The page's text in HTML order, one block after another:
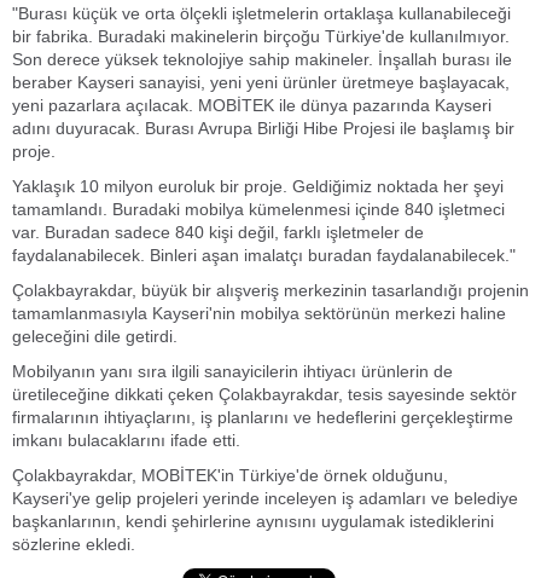
"Burası küçük ve orta ölçekli işletmelerin ortaklaşa kullanabileceği
bir fabrika. Buradaki makinelerin birçoğu Türkiye'de kullanılmıyor.
Son derece yüksek teknolojiye sahip makineler. İnşallah burası ile
beraber Kayseri sanayisi, yeni yeni ürünler üretmeye başlayacak,
yeni pazarlara açılacak. MOBİTEK ile dünya pazarında Kayseri
adını duyuracak. Burası Avrupa Birliği Hibe Projesi ile başlamış bir
proje.
Yaklaşık 10 milyon euroluk bir proje. Geldiğimiz noktada her şeyi
tamamlandı. Buradaki mobilya kümelenmesi içinde 840 işletmeci
var. Buradan sadece 840 kişi değil, farklı işletmeler de
faydalanabilecek. Binleri aşan imalatçı buradan faydalanabilecek."
Çolakbayrakdar, büyük bir alışveriş merkezinin tasarlandığı projenin
tamamlanmasıyla Kayseri'nin mobilya sektörünün merkezi haline
geleceğini dile getirdi.
Mobilyanın yanı sıra ilgili sanayicilerin ihtiyacı ürünlerin de
üretileceğine dikkati çeken Çolakbayrakdar, tesis sayesinde sektör
firmalarının ihtiyaçlarını, iş planlarını ve hedeflerini gerçekleştirme
imkanı bulacaklarını ifade etti.
Çolakbayrakdar, MOBİTEK'in Türkiye'de örnek olduğunu,
Kayseri'ye gelip projeleri yerinde inceleyen iş adamları ve belediye
başkanlarının, kendi şehirlerine aynısını uygulamak istediklerini
sözlerine ekledi.